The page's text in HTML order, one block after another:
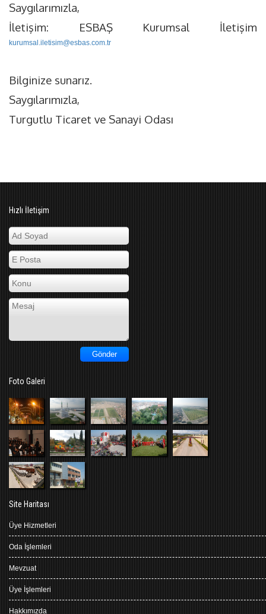
Saygılarımızla,
İletişim: ESBAŞ Kurumsal İletişim
kurumsal.iletisim@esbas.com.tr
Bilginize sunarız.
Saygılarımızla,
Turgutlu Ticaret ve Sanayi Odası
Hızlı İletişim
Foto Galeri
Site Haritası
Üye Hizmetleri
Oda İşlemleri
Mevzuat
Üye İşlemleri
Hakkımızda